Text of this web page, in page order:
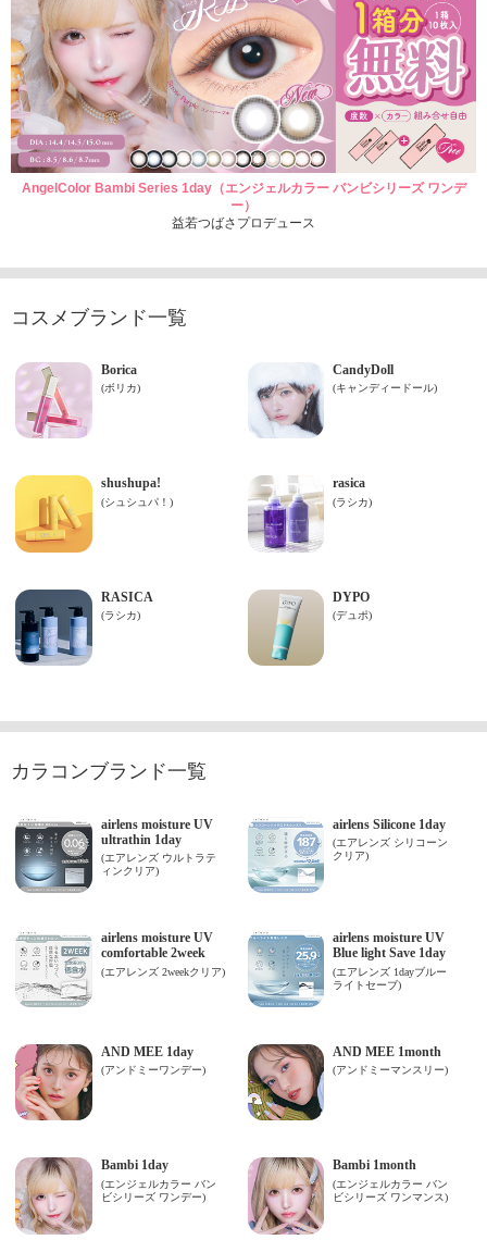
AngelColor Bambi Series 1day（エンジェルカラー バンビシリーズ ワンデ
ー）
益若つばさプロデュース
コスメブランド一覧
カラコンブランド一覧